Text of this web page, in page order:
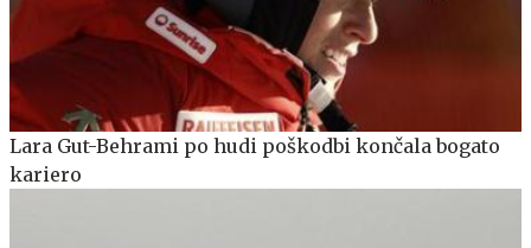
Lara Gut-Behrami po hudi poškodbi končala bogato
kariero